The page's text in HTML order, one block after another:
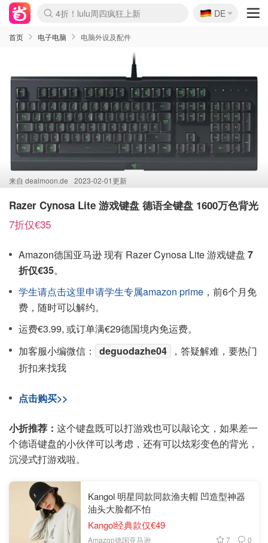
Boticinal 夏促开抢！
4折！lulu周四疯狂上新
还没结束！&OtherStories大促
Joybuy变相75折 随时失效
速领！Stanley独家85折
疑似霸哥！Camper额外叠85折
Zalando 奥莱闪促！每日更新
Moncler反季囤！5折起+叠9折
Coach Brooklyn仅€192
🇩🇪
DE
首页 电子电脑 电脑外设及配件
来自 dealmoon.de 2023-02-01更新
Razer Cynosa Lite 游戏键盘 德语全键盘 1600万色背光
7折仅€35
Amazon德国亚马逊 现有 Razer Cynosa Lite 游戏键盘 7
折仅€35。
学生请点击这里申请学生专属amazon prime ，前6个月免
费，随时可以解约。
运费€3.99, 或订单满€29德国境内免运费。
加客服小编微信：
deguodazhe04
，答疑解难，要热门
折扣来找我
点击购买>>
小折推荐： 这个键盘既可以打游戏也可以敲论文，如果差一
个德语键盘的小伙伴可以考虑，还有可以炫彩变色的背光，
沉浸式打游戏啦。
Kangol 明星同款同款渔夫帽 凹造型神器
油头大脸都不怕
Kangol经典款仅€49
Amazon德国亚马逊 7 0